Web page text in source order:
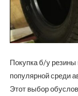
Покупка б/у резины
популярной среди
Этот выбор